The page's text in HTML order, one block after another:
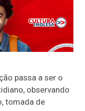
passa a ser o
observando
tomada de